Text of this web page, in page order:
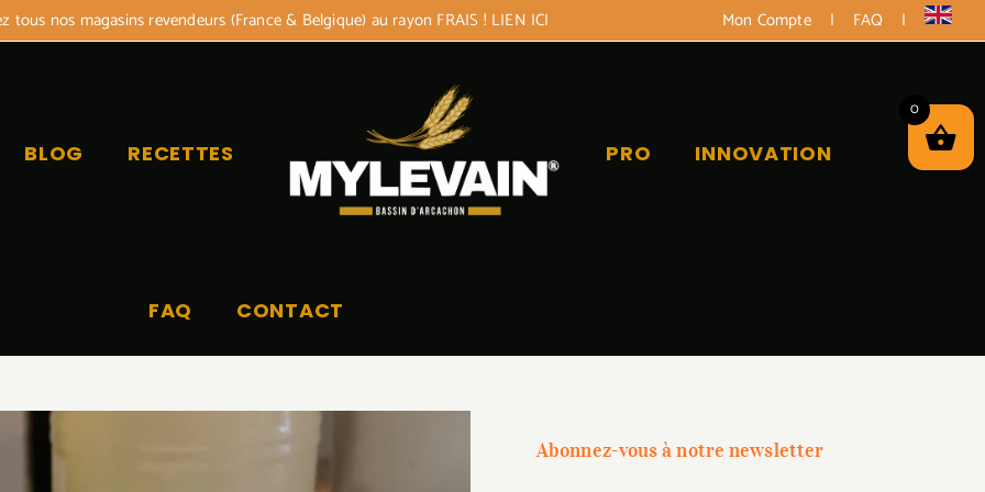
tous nos magasins revendeurs (France & Belgique) au rayon FRAIS ! LIEN ICI Mon Compte| FAQ |
BLOG RECETTES PRO INNOVATION
FAQ CONTACT
Abonnez-vous à notre newsletter
0